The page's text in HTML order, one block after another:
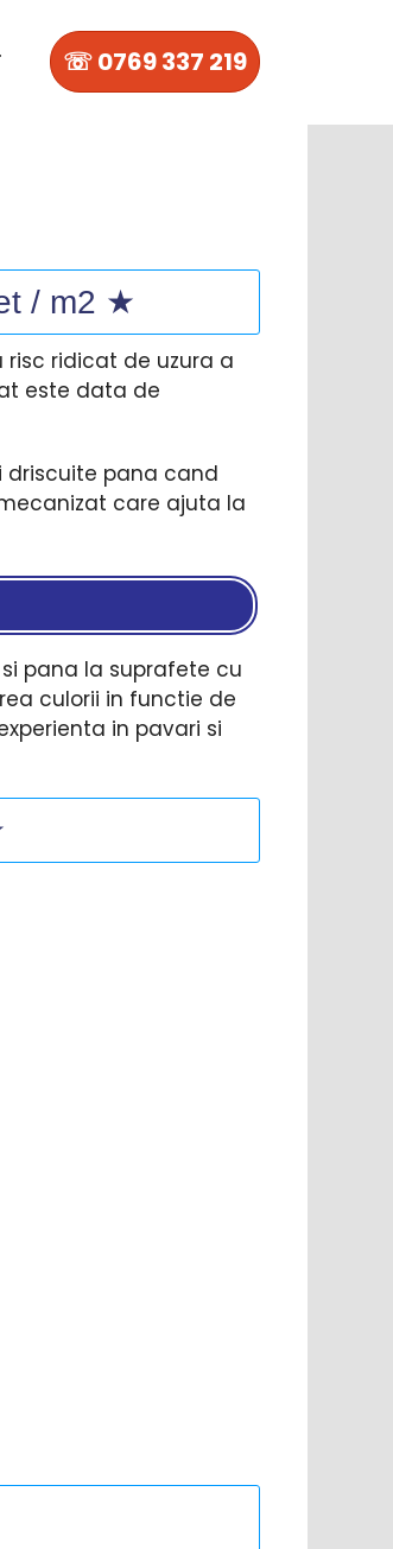
☏ 0769 337 219
/ m2 ★
risc ridicat de uzura a
este data de
driscuite pana cand
care ajuta la
pana la suprafete cu
culorii in functie de
in pavari si